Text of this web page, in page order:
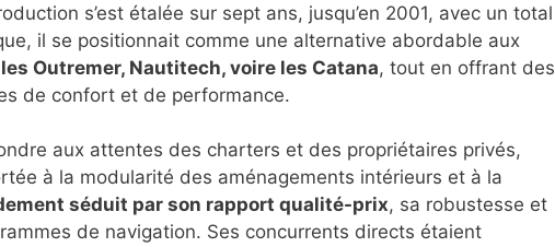
s’est étalée sur sept ans, jusqu’en 2001, avec un total
il se positionnait comme une alternative abordable aux
les Outremer, Nautitech, voire les Catana, tout en offrant des
de confort et de performance.
aux attentes des charters et des propriétaires privés,
à la modularité des aménagements intérieurs et à la
séduit par son rapport qualité-prix, sa robustesse et
de navigation. Ses concurrents directs étaient